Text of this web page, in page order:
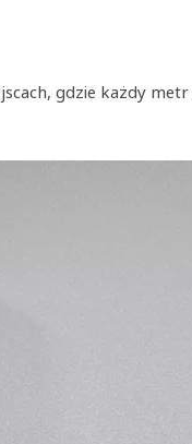
gdzie każdy